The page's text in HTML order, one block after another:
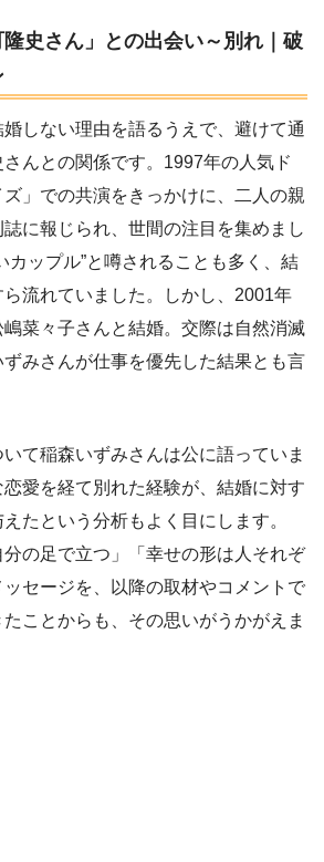
史さん」との出会い～別れ｜破
しない理由を語るうえで、避けて通
んとの関係です。1997年の人気ド
」での共演をきっかけに、二人の親
に報じられ、世間の注目を集めまし
カップル”と噂されることも多く、結
流れていました。しかし、2001年
菜々子さんと結婚。交際は自然消滅
みさんが仕事を優先した結果とも言
て稲森いずみさんは公に語っていま
愛を経て別れた経験が、結婚に対す
たという分析もよく目にします。
分の足で立つ」「幸せの形は人それぞ
セージを、以降の取材やコメントで
ことからも、その思いがうかがえま